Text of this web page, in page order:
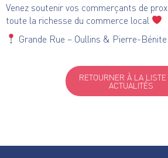
Venez soutenir vos commerçants de
toute la richesse du commerce local
Grande Rue – Oullins & Pierre-Bénite
RETOURNER À LA
ACTUALITÉS